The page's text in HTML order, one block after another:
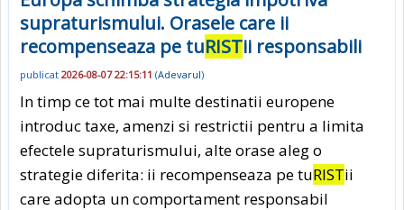
supraturismului. Orasele care ii
recompenseaza pe tuRISTii responsabili
publicat 2026-08-07 22:15:11 (Adevarul)
In timp ce tot mai multe destinatii europene
introduc taxe, amenzi si restrictii pentru a limita
efectele supraturismului, alte orase aleg o
strategie diferita: ii recompenseaza pe tuRISTii
care adopta un comportament responsabil